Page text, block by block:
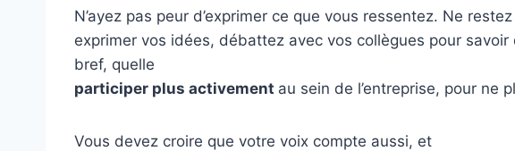
N’ayez pas peur d’exprimer ce que vous ressentez. Ne
exprimer vos idées, débattez avec vos collègues pour
bref, quelle
participer plus activement au sein de l’entreprise, pour ne
Vous devez croire que votre voix compte aussi, et